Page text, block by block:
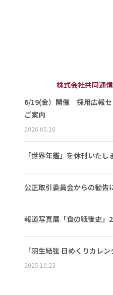
株式会社共同通
6/19(金）開催 採用広報セ
ご案内
2026.05.10
「世界年鑑」を休刊いたし
公正取引委員会からの勧告
報道写真展「食の戦後史」
「羽生結弦 日めくりカレ
2025.10.23